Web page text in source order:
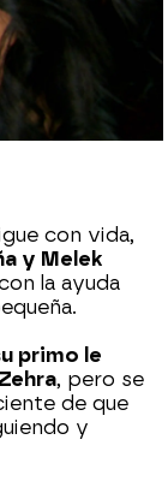
con vida,
y Melek
la ayuda
primo le
, pero se
de que
y